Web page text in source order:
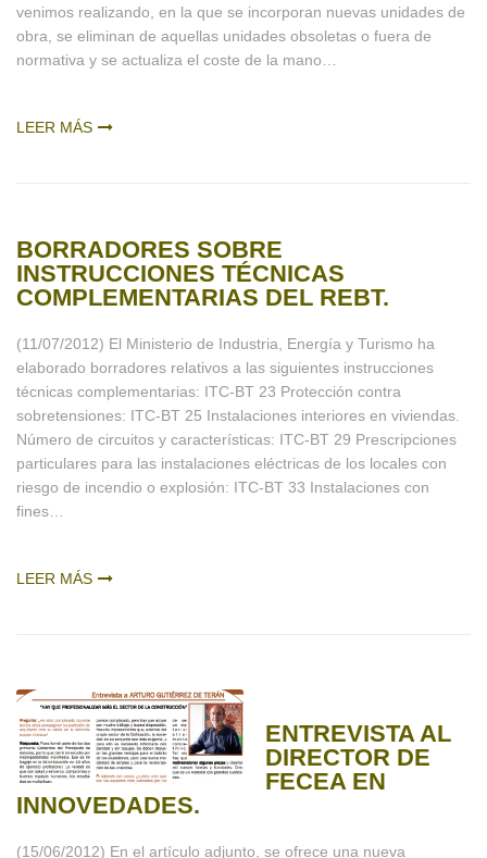
venimos realizando, en la que se incorporan nuevas unidades de
obra, se eliminan de aquellas unidades obsoletas o fuera de
normativa y se actualiza el coste de la mano…
LEER MÁS
BORRADORES SOBRE
INSTRUCCIONES TÉCNICAS
COMPLEMENTARIAS DEL REBT.
(11/07/2012) El Ministerio de Industria, Energía y Turismo ha
elaborado borradores relativos a las siguientes instrucciones
técnicas complementarias: ITC-BT 23 Protección contra
sobretensiones: ITC-BT 25 Instalaciones interiores en viviendas.
Número de circuitos y características: ITC-BT 29 Prescripciones
particulares para las instalaciones eléctricas de los locales con
riesgo de incendio o explosión: ITC-BT 33 Instalaciones con
fines…
LEER MÁS
ENTREVISTA AL
DIRECTOR DE
FECEA EN
INNOVEDADES.
(15/06/2012) En el artículo adjunto, se ofrece una nueva